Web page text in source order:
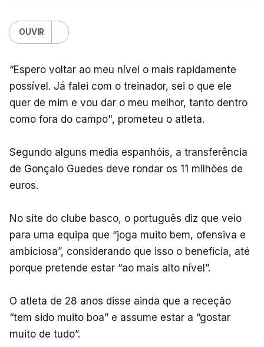
OUVIR
“Espero voltar ao meu nível o mais rapidamente
possível. Já falei com o treinador, sei o que ele
quer de mim e vou dar o meu melhor, tanto dentro
como fora do campo", prometeu o atleta.
Segundo alguns media espanhóis, a transferência
de Gonçalo Guedes deve rondar os 11 milhões de
euros.
No site do clube basco, o português diz que veio
para uma equipa que “joga muito bem, ofensiva e
ambiciosa”, considerando que isso o beneficia, até
porque pretende estar “ao mais alto nível”.
O atleta de 28 anos disse ainda que a receção
“tem sido muito boa” e assume estar a “gostar
muito de tudo”.